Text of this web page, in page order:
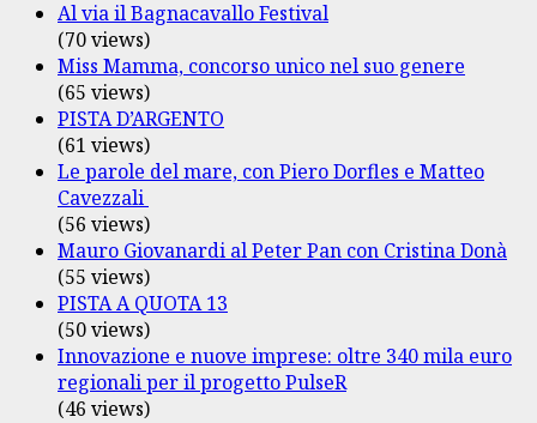
Al via il Bagnacavallo Festival
(70 views)
Miss Mamma, concorso unico nel suo genere
(65 views)
PISTA D’ARGENTO
(61 views)
Le parole del mare, con Piero Dorfles e Matteo
Cavezzali
(56 views)
Mauro Giovanardi al Peter Pan con Cristina Donà
(55 views)
PISTA A QUOTA 13
(50 views)
Innovazione e nuove imprese: oltre 340 mila euro
regionali per il progetto PulseR
(46 views)